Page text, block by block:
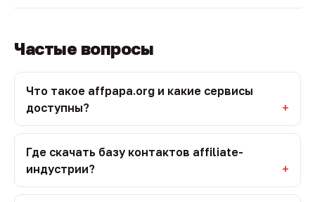
Частые вопросы
Что такое affpapa.org и какие сервисы
доступны?
Где скачать базу контактов affiliate-
индустрии?